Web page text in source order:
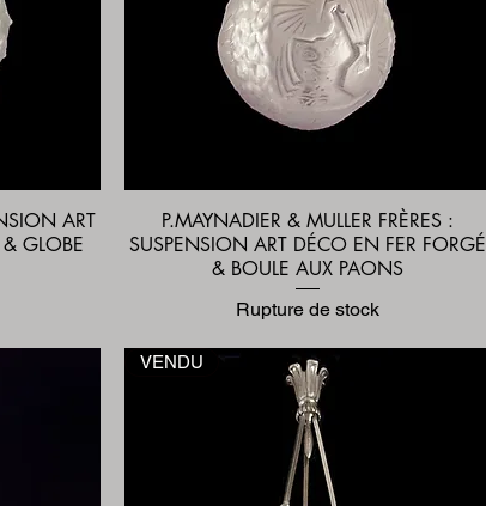
ART
GLOBE
Aperçu rapide
P.MAYNADIER & MULLER FRÈRES :
SUSPENSION ART DÉCO EN FER FORGÉ
& BOULE AUX PAONS
Rupture de stock
VENDU